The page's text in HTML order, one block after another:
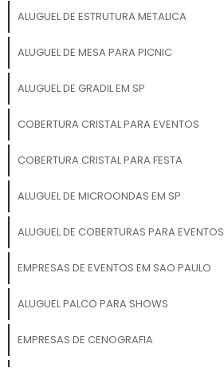
ALUGUEL DE ESTRUTURA METALICA
ALUGUEL DE MESA PARA PICNIC
ALUGUEL DE GRADIL EM SP
COBERTURA CRISTAL PARA EVENTOS
COBERTURA CRISTAL PARA FESTA
ALUGUEL DE MICROONDAS EM SP
ALUGUEL DE COBERTURAS PARA EVENTOS
EMPRESAS DE EVENTOS EM SAO PAULO
ALUGUEL PALCO PARA SHOWS
EMPRESAS DE CENOGRAFIA